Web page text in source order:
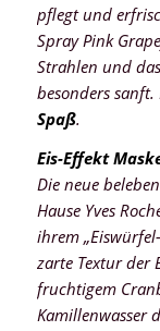
pflegt und
Spray Pink
Strahlen und
besonders
Spaß.
Eis-Effekt
Die neue
Hause Yves
ihrem
zarte Textur der
fruchtigem
Kamillenwasser